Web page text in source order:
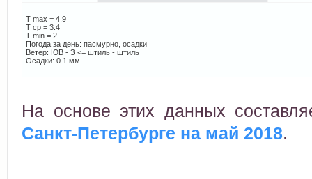
T max = 4.9
T cp = 3.4
T min = 2
Погода за день: пасмурно, осадки
Ветер: ЮВ - З <= штиль - штиль
Осадки: 0.1 мм
На основе этих данных
Санкт-Петербурге на май 2018.